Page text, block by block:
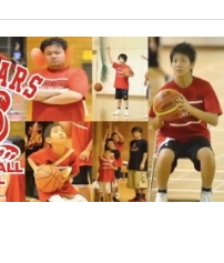

サイド

前へ

次へ
